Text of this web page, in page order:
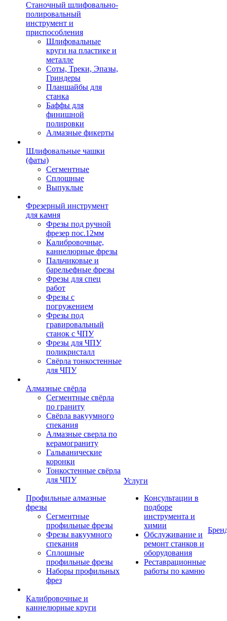
Станочный шлифовально-
полировальный
инструмент и
приспособления
Шлифовальные
круги на пластике и
металле
Соты, Треки, Эпазы,
Гриндеры
Планшайбы для
станка
Баффы для
финишной
полировки
Алмазные фикерты
Шлифовальные чашки
(фаты)
Сегментные
Сплошные
Выпуклые
Фрезерный инструмент
для камня
Фрезы под ручной
фрезер пос.12мм
Калибровочные,
каннелюрные фрезы
Пальчиковые и
барельефные фрезы
Фрезы для спец
работ
Фрезы с
погружением
Фрезы под
гравировальный
станок с ЧПУ
Фрезы для ЧПУ
поликристалл
Свёрла тонкостенные
для ЧПУ
Алмазные свёрла
Сегментные свёрла
по граниту
Свёрла вакуумного
спекания
Алмазные сверла по
керамограниту
Гальванические
коронки
Тонкостенные свёрла
для ЧПУ
Профильные алмазные
фрезы
Сегментные
профильные фрезы
Фрезы вакуумного
спекания
Сплошные
профильные фрезы
Наборы профильных
фрез
Калибровочные и
каннелюрные круги
Услуги
Консультации в
подборе
инструмента и
химии
Обслуживание и
ремонт станков и
оборудования
Реставрационные
работы по камню